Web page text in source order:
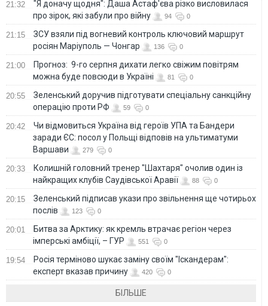
21:32
"Я доначу щодня": Даша Астаф'єва різко висловилася
про зірок, які забули про війну
94 0
21:15
ЗСУ взяли під вогневий контроль ключовий маршрут
росіян Маріуполь — Чонгар
136 0
21:00
Прогноз: 9-го серпня дихати легко свіжим повітрям
можна буде повсюди в Україні
81 0
20:55
Зеленський доручив підготувати спеціальну санкційну
операцію проти РФ
59 0
20:42
Чи відмовиться Україна від героїв УПА та Бандери
заради ЄС: посол у Польщі відповів на ультиматуми
Варшави
279 0
20:33
Колишній головний тренер "Шахтаря" очолив один із
найкращих клубів Саудівської Аравії
88 0
20:15
Зеленський підписав укази про звільнення ще чотирьох
послів
123 0
20:01
Битва за Арктику: як кремль втрачає регіон через
імперські амбіції, – ГУР
551 0
19:54
Росія терміново шукає заміну своїм "Іскандерам":
експерт вказав причину
420 0
БІЛЬШЕ